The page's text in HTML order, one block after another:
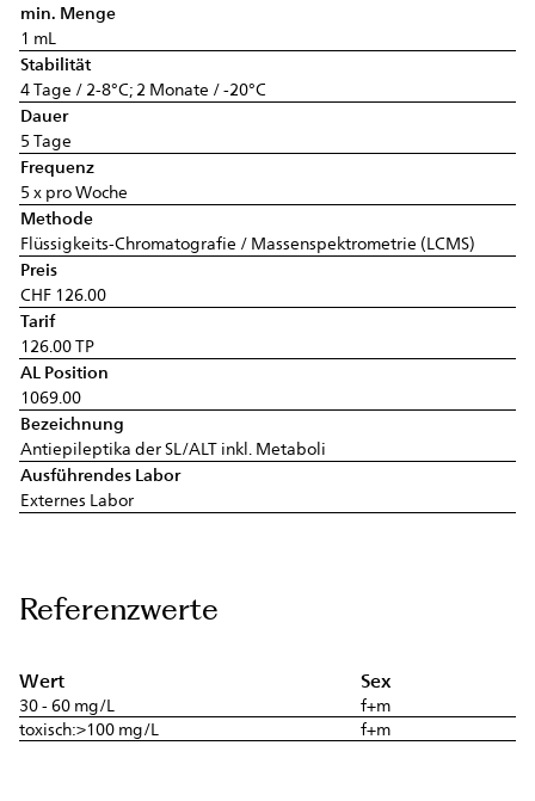
min. Menge
1 mL
Stabilität
4 Tage / 2-8°C; 2 Monate / -20°C
Dauer
5 Tage
Frequenz
5 x pro Woche
Methode
Flüssigkeits-Chromatografie / Massenspektrometrie (LCMS)
Preis
CHF 126.00
Tarif
126.00 TP
AL Position
1069.00
Bezeichnung
Antiepileptika der SL/ALT inkl. Metaboli
Ausführendes Labor
Externes Labor
Referenzwerte
Wert Sex
30 - 60 mg/L
f+m
toxisch:>100 mg/L
f+m